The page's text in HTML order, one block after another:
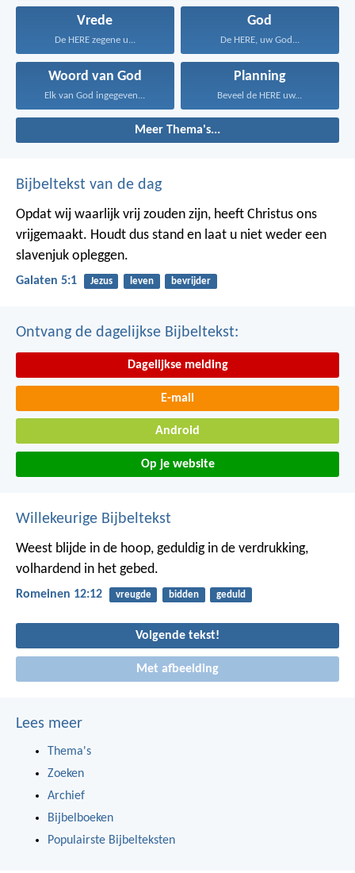
Vrede
De HERE zegene u...
God
De HERE, uw God...
Woord van God
Elk van God ingegeven...
Planning
Beveel de HERE uw...
Meer Thema's...
Bijbeltekst van de dag
Opdat wij waarlijk vrij zouden zijn, heeft Christus ons
vrijgemaakt. Houdt dus stand en laat u niet weder een
slavenjuk opleggen.
Galaten 5:1 Jezus leven bevrijder
Ontvang de dagelijkse Bijbeltekst:
Dagelijkse melding
E-mail
Android
Op je website
Willekeurige Bijbeltekst
Weest blijde in de hoop, geduldig in de verdrukking,
volhardend in het gebed.
Romeinen 12:12 vreugde bidden geduld
Volgende tekst!
Met afbeelding
Lees meer
Thema's
Zoeken
Archief
Bijbelboeken
Populairste Bijbelteksten